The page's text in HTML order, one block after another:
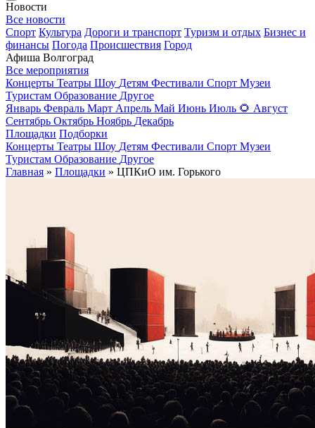
Новости
Все новости
Спорт Культура Дороги и транспорт Туризм и отдых Бизнес и
финансы Погода Происшествия Город
Афиша Волгоград
Все мероприятия
Концерты Театры Шоу Детям Фестивали Спорт Музеи
Туристам Образование Другое
Январь Февраль Март Апрель Май Июнь Июль 🌻 Август
Сентябрь Октябрь Ноябрь Декабрь
Площадки Подборки
Концерты Театры Шоу Детям Фестивали Спорт Музеи
Туристам Образование Другое
Главная » Площадки » ЦПКиО им. Горького